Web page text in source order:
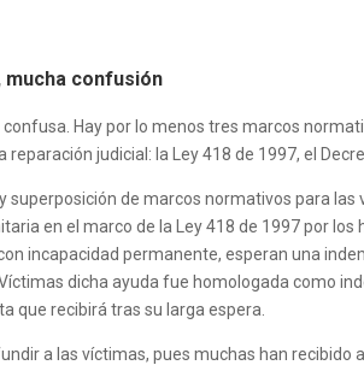
confusión
Hay por lo menos tres marcos
judicial: la Ley 418 de 1997, el
superposición de marcos normativos para
en el marco de la Ley 418 de 1997 por
incapacidad permanente, esperan una
dicha ayuda fue homologada como
que recibirá tras su larga espera.
a las víctimas, pues muchas han